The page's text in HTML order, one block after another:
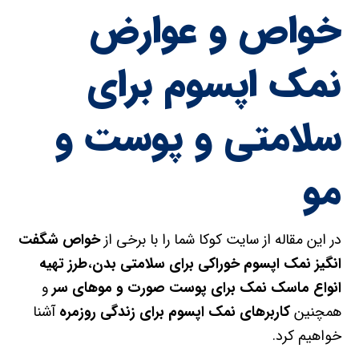
خواص و عوارض
نمک اپسوم برای
سلامتی و پوست و
مو
در این مقاله از سایت کوکا شما را با برخی ازخواص شگفت
انگیز نمک اپسوم خوراکی برای سلامتی بدن،طرز تهیه
انواع ماسک نمک برای پوست صورت و موهای سرو
همچنینکاربرهای نمک اپسوم برای زندگی روزمرهآشنا
خواهیم کرد.